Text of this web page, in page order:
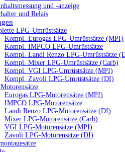
und -anzeige
und Relais
LPG-Umrüstsätze
Kompl. Eurogas LPG-Umrüstsätze (MPI)
Kompl. IMPCO LPG-Umrüstsätze
Kompl. Landi Renzo LPG-Umrüstsätze
Kompl. Mixer LPG-Umrüstsätze (Carb)
Kompl. VGI LPG-Umrüstsätze (MPI)
Kompl. Zavoli LPG-Umrüstsätze (DI)
Eurogas LPG-Motorensätze (MPI)
IMPCO LPG-Motorensätze
Landi Renzo LPG-Motorensätze (DI)
Mixer LPG-Motorensätze (Carb)
VGI LPG-Motorensätze (MPI)
Zavoli LPG-Motorensätze (DI)